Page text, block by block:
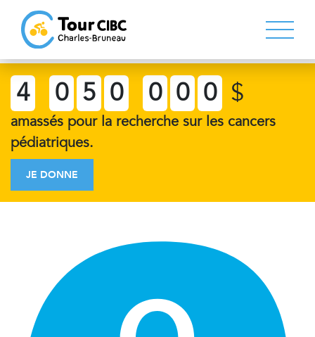
4 0 5 0 0 0 0 $
amassés pour la recherche sur les cancers
pédiatriques.
JE DONNE